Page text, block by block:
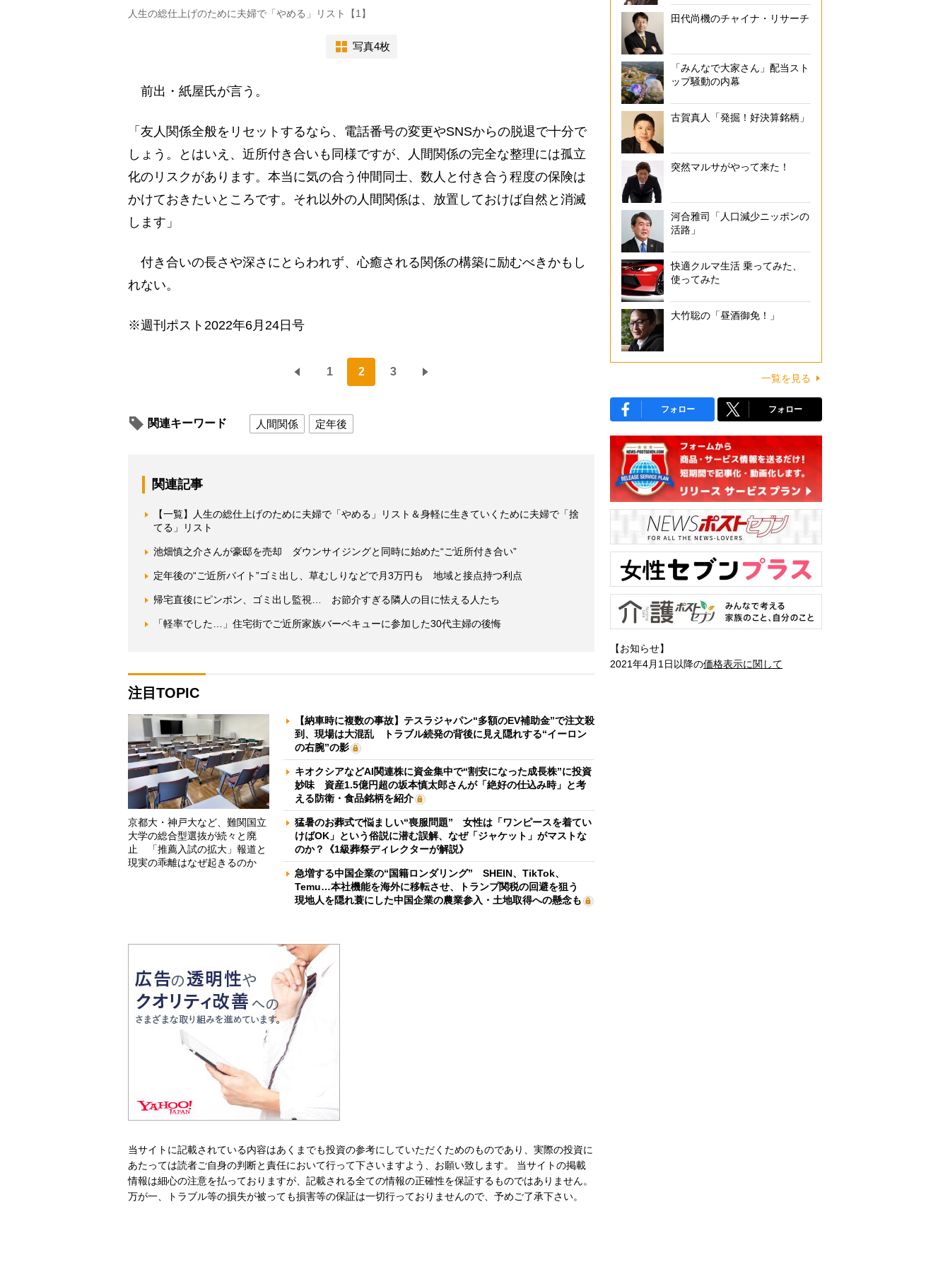
人生の総仕上げのために夫婦で「やめる」リスト【1】
写真4枚
前出・紙屋氏が言う。
「友人関係全般をリセットするなら、電話番号の変更やSNSからの脱退で十分で
しょう。とはいえ、近所付き合いも同様ですが、人間関係の完全な整理には孤立
化のリスクがあります。本当に気の合う仲間同士、数人と付き合う程度の保険は
かけておきたいところです。それ以外の人間関係は、放置しておけば自然と消滅
します」
付き合いの長さや深さにとらわれず、心癒される関係の構築に励むべきかもし
れない。
※週刊ポスト2022年6月24日号
1 2 3
関連キーワード 人間関係 定年後
関連記事
【一覧】人生の総仕上げのために夫婦で「やめる」リスト＆身軽に生きていくために夫婦で「捨
てる」リスト
池畑慎之介さんが豪邸を売却 ダウンサイジングと同時に始めた“ご近所付き合い”
定年後の“ご近所バイト”ゴミ出し、草むしりなどで月3万円も 地域と接点持つ利点
帰宅直後にピンポン、ゴミ出し監視… お節介すぎる隣人の目に怯える人たち
「軽率でした…」住宅街でご近所家族バーベキューに参加した30代主婦の後悔
注目TOPIC
京都大・神戸大など、難関国立
大学の総合型選抜が続々と廃
止 「推薦入試の拡大」報道と
現実の乖離はなぜ起きるのか
【納車時に複数の事故】テスラジャパン“多額のEV補助金”で注文殺
到、現場は大混乱 トラブル続発の背後に見え隠れする“イーロン
の右腕”の影
キオクシアなどAI関連株に資金集中で“割安になった成長株”に投資
妙味 資産1.5億円超の坂本慎太郎さんが「絶好の仕込み時」と考
える防衛・食品銘柄を紹介
猛暑のお葬式で悩ましい“喪服問題” 女性は「ワンピースを着てい
けばOK」という俗説に潜む誤解、なぜ「ジャケット」がマストな
のか？《1級葬祭ディレクターが解説》
急増する中国企業の“国籍ロンダリング” SHEIN、TikTok、
Temu…本社機能を海外に移転させ、トランプ関税の回避を狙う
現地人を隠れ蓑にした中国企業の農業参入・土地取得への懸念も
当サイトに記載されている内容はあくまでも投資の参考にしていただくためのものであり、実際の投資に
あたっては読者ご自身の判断と責任において行って下さいますよう、お願い致します。 当サイトの掲載
情報は細心の注意を払っておりますが、記載される全ての情報の正確性を保証するものではありません。
万が一、トラブル等の損失が被っても損害等の保証は一切行っておりませんので、予めご了承下さい。
田代尚機のチャイナ・リサーチ
「みんなで大家さん」配当スト
ップ騒動の内幕
古賀真人「発掘！好決算銘柄」
突然マルサがやって来た！
河合雅司「人口減少ニッポンの
活路」
快適クルマ生活 乗ってみた、
使ってみた
大竹聡の「昼酒御免！」
一覧を見る
フォロー フォロー
【お知らせ】
2021年4月1日以降の価格表示に関して